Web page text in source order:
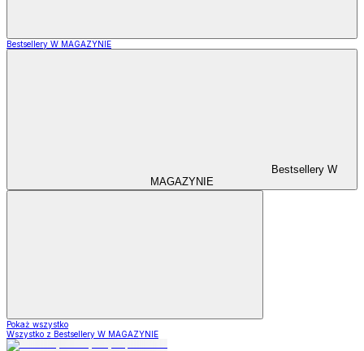
Bestsellery W MAGAZYNIE
Bestsellery W
MAGAZYNIE
Pokaż wszystko
Wszystko z Bestsellery W MAGAZYNIE